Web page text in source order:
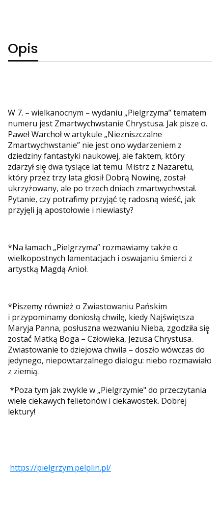
Opis
W 7. – wielkanocnym – wydaniu „Pielgrzyma” tematem
numeru jest Zmartwychwstanie Chrystusa. Jak pisze o.
Paweł Warchoł w artykule „Niezniszczalne
Zmartwychwstanie” nie jest ono wydarzeniem z
dziedziny fantastyki naukowej, ale faktem, który
zdarzył się̨ dwa tysiące lat temu. Mistrz z Nazaretu,
który przez trzy lata głosił Dobrą Nowinę, został
ukrzyżowany, ale po trzech dniach zmartwychwstał.
Pytanie, czy potrafimy przyjąć́ tę radosną wieść́, jak
przyjęli ją apostołowie i niewiasty?
*Na łamach „Pielgrzyma” rozmawiamy także o
wielkopostnych lamentacjach i oswajaniu śmierci z
artystką Magdą Anioł.
*Piszemy również o Zwiastowaniu Pańskim
i przypominamy doniosłą chwilę, kiedy Najświętsza
Maryja Panna, posłuszna wezwaniu Nieba, zgodziła się̨
zostać́ Matką Boga – Człowieka, Jezusa Chrystusa.
Zwiastowanie to dziejowa chwila – doszło wówczas do
jedynego, niepowtarzalnego dialogu: niebo rozmawiało
z ziemią.
*Poza tym jak zwykle w „Pielgrzymie" do przeczytania
wiele ciekawych felietonów i ciekawostek. Dobrej
lektury!
https://pielgrzym.pelplin.pl/